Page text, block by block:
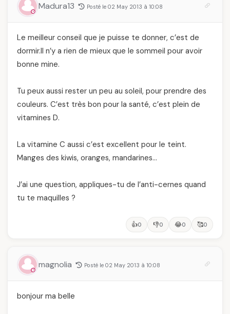
Madura13 Posté le 02 May 2013 à 10:08
Le meilleur conseil que je puisse te donner, c’est de
dormir.Il n’y a rien de mieux que le sommeil pour avoir
bonne mine.
Tu peux aussi rester un peu au soleil, pour prendre des
couleurs. C’est très bon pour la santé, c’est plein de
vitamines D.
La vitamine C aussi c’est excellent pour le teint.
Manges des kiwis, oranges, mandarines…
J’ai une question, appliques-tu de l’anti-cernes quand
tu te maquilles ?
👍0 👎0 😂0 🥰0
magnolia Posté le 02 May 2013 à 10:08
bonjour ma belle